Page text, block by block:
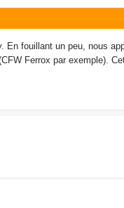
fouillant un peu, nous
Ferrox par exemple).